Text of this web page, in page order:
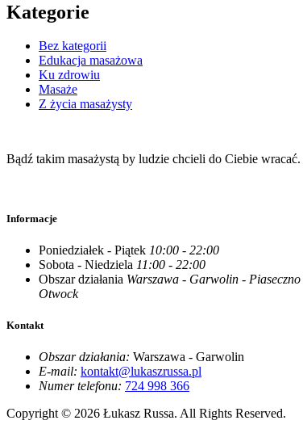
Kategorie
Bez kategorii
Edukacja masażowa
Ku zdrowiu
Masaże
Z życia masażysty
Bądź takim masażystą by ludzie chcieli do Ciebie wracać.
Informacje
Poniedziałek - Piątek 10:00 - 22:00
Sobota - Niedziela 11:00 - 22:00
Obszar działania Warszawa - Garwolin -
Otwock
Kontakt
Obszar działania: Warszawa - Garwolin
E-mail: kontakt@lukaszrussa.pl
Numer telefonu: 724 998 366
Copyright © 2026 Łukasz Russa. All Rights Reserved.